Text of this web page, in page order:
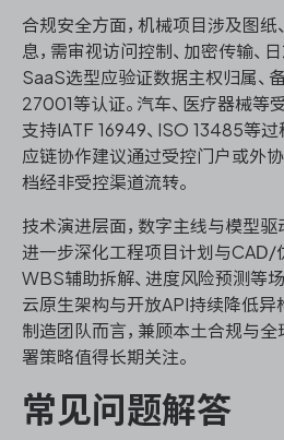
合规安全方面，机械项目涉及图
息，需审视访问控制、加密传输、
SaaS选型应验证数据主权归属、
27001等认证。汽车、医疗器械等
支持IATF 16949、ISO 13485等
应链协作建议通过受控门户或外
档经非受控渠道流转。
技术演进层面，数字主线与模型驱
进一步深化工程项目计划与CAD/
WBS辅助拆解、进度风险预测等
云原生架构与开放API持续降低异
制造团队而言，兼顾本土合规与
署策略值得长期关注。
常见问题解答